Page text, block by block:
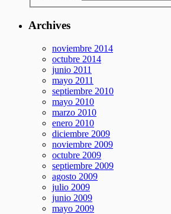
Archives
noviembre 2014
octubre 2014
junio 2011
mayo 2011
septiembre 2010
mayo 2010
marzo 2010
enero 2010
diciembre 2009
noviembre 2009
octubre 2009
septiembre 2009
agosto 2009
julio 2009
junio 2009
mayo 2009